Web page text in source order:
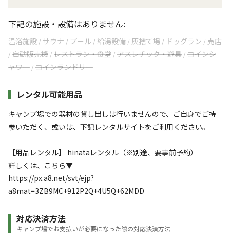
下記の施設・設備はありません:
温浴施設 /サウナ /プール /給湯設備 /灰捨て場 /ドッグラン /売店
/自動販売機 /レストラン・食堂 /アスレチック・遊具 /コインシ
ャワー /コインランドリー
レンタル可能用品
キャンプ場での器材の貸し出しは行いませんので、ご自身でご持
参いただく、或いは、下記レンタルサイトをご利用ください。
【用品レンタル】 hinataレンタル（※別途、要事前予約）
詳しくは、こちら▼
https://px.a8.net/svt/ejp?
a8mat=3ZB9MC+912P2Q+4U5Q+62MDD
対応決済方法
キャンプ場でお支払いが必要になった際の対応決済方法